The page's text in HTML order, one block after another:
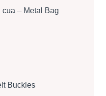
– Metal Bag
Buckles